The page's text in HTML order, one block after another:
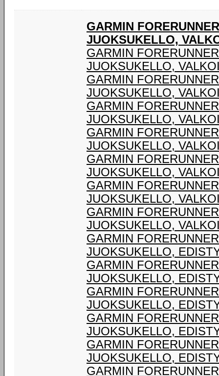
GARMIN
JUOKSUKELLO,
GARMIN
JUOKSUKELLO,
GARMIN
JUOKSUKELLO,
GARMIN
JUOKSUKELLO,
GARMIN
JUOKSUKELLO,
GARMIN
JUOKSUKELLO,
GARMIN
JUOKSUKELLO,
GARMIN
JUOKSUKELLO,
GARMIN
JUOKSUKELLO,
GARMIN
JUOKSUKELLO,
GARMIN
JUOKSUKELLO,
GARMIN
JUOKSUKELLO,
GARMIN
JUOKSUKELLO,
GARMIN